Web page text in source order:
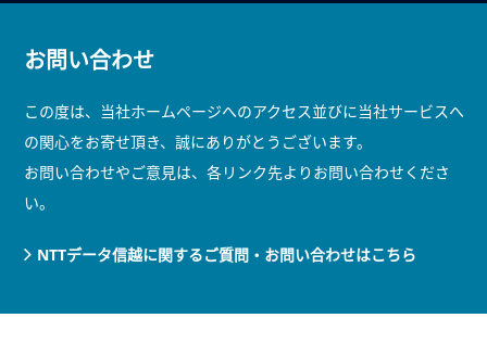
お問い合わせ
この度は、当社ホームページへのアクセス並びに当社サービスへ
の関心をお寄せ頂き、誠にありがとうございます。
お問い合わせやご意見は、各リンク先よりお問い合わせくださ
い。
NTTデータ信越に関するご質問・お問い合わせはこちら